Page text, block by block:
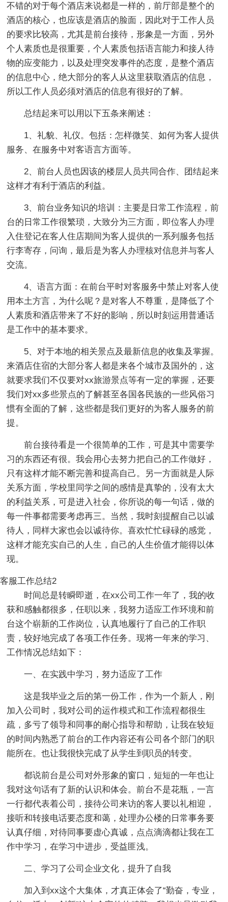
不错的对于每个酒店来说都是一样的，前厅部是整个的
酒店的核心，也应该是酒店的脸面，因此对于工作人员
的要求比较高，尤其是前台接待，形象是一方面，另外
个人素质也是很重要，个人素质包括语言能力和接人待
物的应变能力，以及处理突发事件的态度，是整个酒店
的信息中心，绝大部分的客人从这里获取酒店的信息，
所以工作人员必须对酒店的信息有很好的了解。
总结起来可以用以下五条来阐述：
1、礼貌、礼仪。包括：怎样微笑、如何为客人提供
服务、在服务中对客语言方面等。
2、前台人员也因该的楼层人员共同合作、团结起来
这样才有利于酒店的利益。
3、前台业务知识的培训：主要是日常工作流程，前
台的日常工作很繁琐，大致分为三方面，即位客人办理
入住登记在客人住店期间为客人提供的一系列服务包括
行李寄存，问询，最后是为客人办理核对信息并与客人
交流。
4、语言方面：在前台平时对客服务中禁止对客人使
用本土方言，为什么呢？是对客人不尊重，是降低了个
人素质和酒店带来了不好的影响，所以时刻运用普通话
是工作中的基本要求。
5、对于本地的相关景点及最新信息的收集及掌握。
来酒店住宿的大部分客人都是来各个城市及国外的，这
就要求我们不仅要对xx旅游景点等有一定的掌握，还要
我们对xx多些景点的了解甚至各国各民族的一些风俗习
惯有全面的了解，这些都是我们更好的为客人服务的前
提。
前台接待看是一个很简单的工作，可是其中需要学
习的东西还有很。我会用心去努力把自己的工作做好，
只有这样才能不断完善和提高自己。另一方面就是人际
关系方面，学校里同学之间的感情是真挚的，没有太大
的利益关系，可是进入社会，你所说的每一句话，做的
每一件事都需要考虑再三。当然，我时刻提醒自己以诚
待人，同样大家也会以诚待你。喜欢忙忙碌碌的感觉，
这样才能充实自己的人生，自己的人生价值才能得以体
现。
客服工作总结2
时间总是转瞬即逝，在xx公司工作一年了，我的收
获和感触都很多，任职以来，我努力适应工作环境和前
台这个崭新的工作岗位，认真地履行了自己的工作职
责，较好地完成了各项工作任务。现将一年来的学习、
工作情况总结如下：
一、在实践中学习，努力适应了工作
这是我毕业之后的第一份工作，作为一个新人，刚
加入公司时，我对公司的运作模式和工作流程都很生
疏，多亏了领导和同事的耐心指导和帮助，让我在较短
的时间内熟悉了前台的工作内容还有公司各个部门的职
能所在。也让我很快完成了从学生到职员的转变。
都说前台是公司对外形象的窗口，短短的一年也让
我对这句话有了新的认识和体会。前台不是花瓶，一言
一行都代表着公司，接待公司来访的客人要以礼相迎，
接听和转接电话要态度和蔼，处理办公楼的日常事务要
认真仔细，对待同事要虚心真诚，点点滴滴都让我在工
作中学习，在学习中进步，受益匪浅。
二、学习了公司企业文化，提升了自我
加入到xx这个大集体，才真正体会了“勤奋，专业，